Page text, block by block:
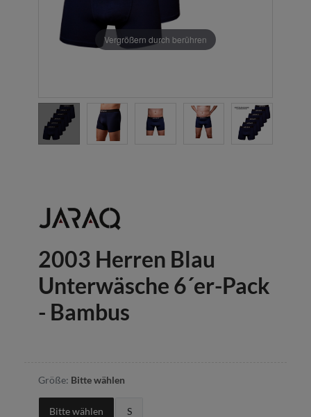
Vergrößern durch berühren
2003 Herren Blau
Unterwäsche 6´er-Pack
- Bambus
Größe: Bitte wählen
Bitte wählen S